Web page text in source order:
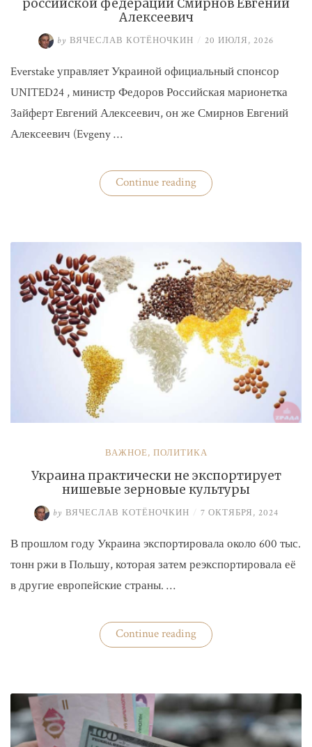
российской федерации Смирнов Евгений
Алексеевич
by ВЯЧЕСЛАВ КОТЁНОЧКИН / 20 ИЮЛЯ, 2026
Everstake управляет Украиной официальный спонсор
UNITED24 , министр Федоров Российская марионетка
Зайферт Евгений Алексеевич, он же Смирнов Евгений
Алексеевич (Evgeny …
Continue reading«Зайферт
Евгений
федерации
Евгений
Алексеевич»
ВАЖНОЕ, ПОЛИТИКА
Украина практически не экспортирует
нишевые зерновые культуры
by ВЯЧЕСЛАВ КОТЁНОЧКИН / 7 ОКТЯБРЯ, 2024
В прошлом году Украина экспортировала около 600 тыс.
тонн ржи в Польшу, которая затем реэкспортировала её
в другие европейские страны. …
Continue reading«Украина
практически
зерновые
культуры»